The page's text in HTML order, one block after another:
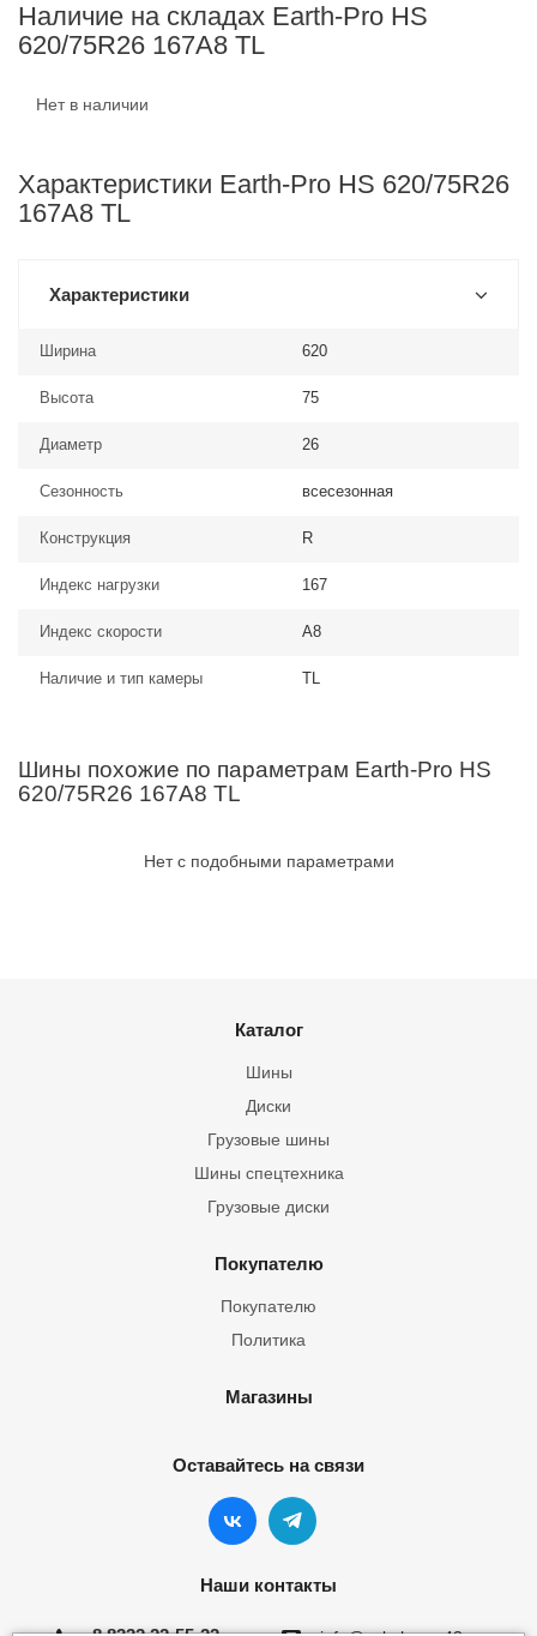
Наличие на складах Earth-Pro HS
620/75R26 167A8 TL
Нет в наличии
Характеристики Earth-Pro HS 620/75R26
167A8 TL
Характеристики
Ширина 620
Высота 75
Диаметр 26
Сезонность всесезонная
Конструкция R
Индекс нагрузки 167
Индекс скорости A8
Наличие и тип камеры TL
Шины похожие по параметрам Earth-Pro HS
620/75R26 167A8 TL
Нет с подобными параметрами
Каталог
Шины
Грузовые шины
Шины спецтехника
Диски
Грузовые диски
Покупателю
Покупателю
Политика
Магазины
Оставайтесь на связи
Наши контакты